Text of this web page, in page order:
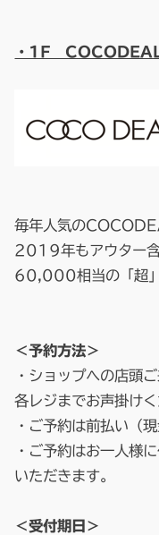
・1F
毎年人気の
2019年もアウター
60,000相当の「超」
＜予約方法＞
・ショップへの店頭
各レジまでお声掛けく
・ご予約は前払い（
・ご予約はお一人様
いただきます。
＜受付期日＞